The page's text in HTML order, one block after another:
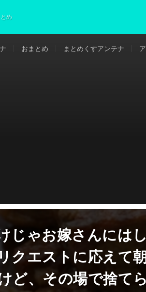
め
おまとめ まとめくすアンテナ
じゃお嫁さんには
クエストに応えて
ど、その場で捨て